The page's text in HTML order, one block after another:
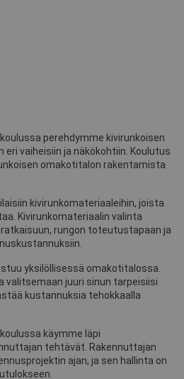
perehdymme kivirunkoisen
vaiheisiin ja näkökohtiin. Koulutus
omakotitalon rakentamista
kivirunkomateriaaleihin, joista
Kivirunkomateriaalin valinta
rungon toteutustapaan ja
yksilöllisessä omakotitalossa.
valitsemaan juuri sinun tarpeisiisi
kustannuksia tehokkaalla
käymme läpi
tehtävät. Rakennuttajan
ajan, ja sen hallinta on